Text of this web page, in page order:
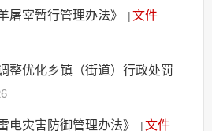
屠宰暂行管理办法》 |文件
整优化乡镇（街道）行政处罚
电灾害防御管理办法》 |文件